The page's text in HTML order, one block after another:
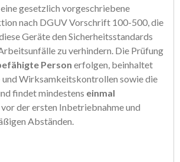
gesetzlich vorgeschriebene
nach DGUV Vorschrift 100-500, die
Geräte den Sicherheitsstandards
zu verhindern. Die Prüfung
Person erfolgen, beinhaltet
und Wirksamkeitskontrollen sowie die
findet mindestens einmal
der ersten Inbetriebnahme und
Abständen.